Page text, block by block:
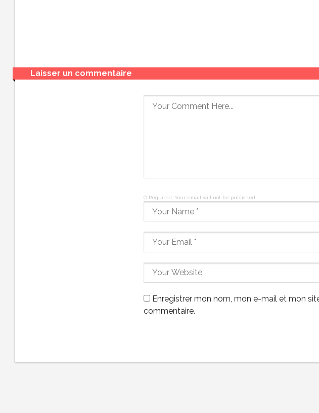
Laisser un commentaire
(*) Required, Your email will not be published
Enregistrer mon nom, mon e-mail et mon
commentaire.